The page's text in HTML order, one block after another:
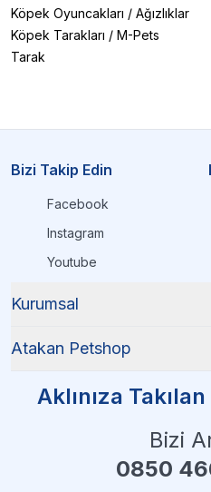
Köpek Oyuncakları / Ağızlıklar
Köpek Tarakları / M-Pets
Tarak
Bizi Takip Edin
Facebook
Instagram
Youtube
Kurumsal
Atakan Petshop
Aklınıza
Bizi
0850